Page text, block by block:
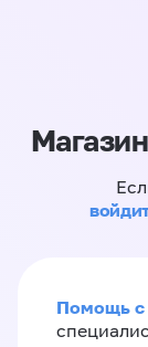
Помощь с